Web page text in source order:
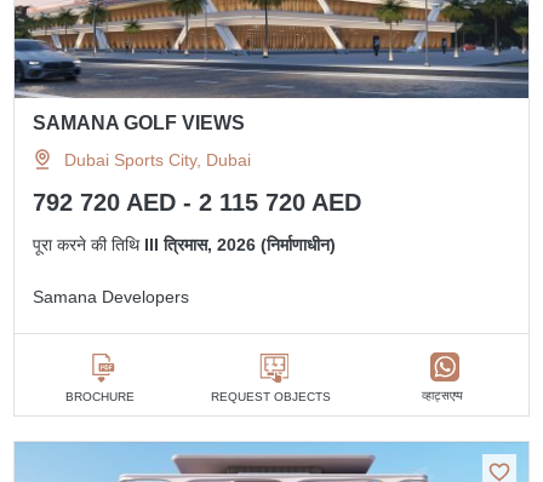
SAMANA GOLF VIEWS
Dubai Sports City, Dubai
792 720 AED - 2 115 720 AED
पूरा करने की तिथि III त्रिमास, 2026 (निर्माणाधीन)
Samana Developers
BROCHURE REQUEST OBJECTS व्हाट्सएप्प